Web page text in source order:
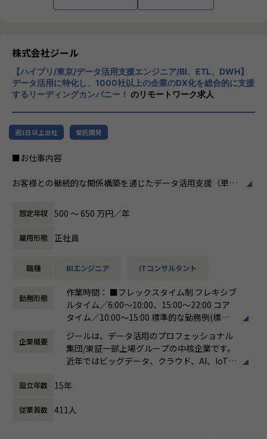
・ステアリングコミッティを通じた意思決定支援・関係強化
・顧客と「共に事業を創る」経験ができる
-単発案件ではなく、中長期視点で顧客のビジネス成長に
関与できます。
・大手企業の意思決定層と直接対峙できる
・裁量の大きいアカウント経営に近い役割
で関われます。
-データ領域の専門開発は不要。PM・ビジネス視点を活か
・セカンドキャリアとしてのフィット
-ラインマネジメント経験を活かしつつ、再び顧客最前線で
価値発揮が可能です。
■組織紹介（アカウントマネジメント室について）
ライズ企業）に対して、中長期的なビジネス価値創出を担う
単なるプロジェクト遂行に留まらず、顧客の経営・事業課題
に深く入り込み、「共に事業を創るパートナー」として伴走
します。
営業・データエンジニア・コンサルタントと密に連携しなが
ることがミッションです。
略立案・実行をリードします。
■Mission：専門性と技術力、高度な分析ノ
ズに応えるため、私たちは「プロフェッショ
ナルサービスの大衆化」をミッションとして
掲げております。高い専門性を持った技術
力、深い経験から得られた多様性のある高度
な分析力をハイクオリティ＆ローコストで提
供することで、企業の競争優位確保に貢献す
ることを私たちは使命としております。
員全員が燃える会社」を目指しています。理
展する企業です。そして、社員全員が燃え続
ます。お客様に対する長期的な貢献を果たす
株式会社ジール
【ハイブリ/東京/データ活用支援エンジニア/BI、ETL、DWH】
データ活用に特化し、1000社以上の企業のDX化を総合的に支援
するリーディングカンパニー！ のリモートワーク求人
週1日以上出社 受託開発
■お仕事内容
お客様との継続的な関係構築を通じたデータ活用支援（単発
具体的な業務内容は以下のとおりです。
●顧客の業務理解を深め、課題に対するデータ活用の提案・
実行
●DOMOを含む、データ統合基盤に関わる各種製品・サービ
画面（ダッシュボードやレポート、帳票など）作成
●PowerPoint等を用いた提案資料の作成とプレゼンテーシ
●ベンダーとのアライアンス活動（資格取得やイベント参加
など）
・クラウド型BIプラットフォーム。データの収集から蓄積、
・BuzzというコミュケーションツールやAppsというライト
想定年収 500 〜 650 万円／年
雇用形態 正社員
職種 BIエンジニア ITコンサルタント
勤務形態
作業時間： ■フレックスタイム制 フレキシブ
ルタイム／6:00～10:00、15:00～22:00 コア
タイム／10:00～15:00 標準的な勤務例(標準
労働時間)／9:00～18:00
働き方：フレックス制（コアタイムあり）
時間外労働の有無： 有（月平均19時間）
休憩時間： 60分
企業概要
ジールは、データ活用のプロフェッショナル
集団/東証一部上場グループの中核企業です。
近年ではビッグデータ、クラウド、AI、IoTを
する立場にスコープを拡張しています。
顧客の大半は大手企業となっており、30年以
設立年数 15年
従業員数 411人